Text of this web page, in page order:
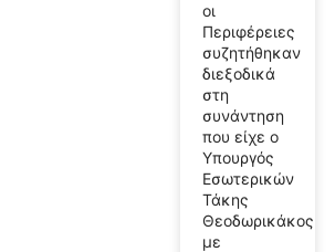
οι
Περιφέρειες
συζητήθηκαν
διεξοδικά
στη
συνάντηση
που είχε ο
Υπουργός
Εσωτερικών
Τάκης
Θεοδωρικάκος
με